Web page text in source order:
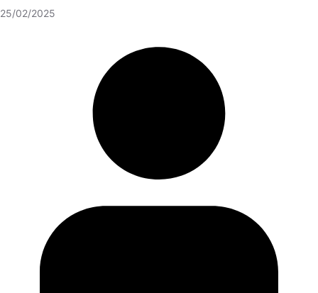
25/02/2025